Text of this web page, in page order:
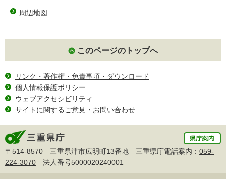
周辺地図
このページのトップへ
リンク・著作権・免責事項・ダウンロード
個人情報保護ポリシー
ウェブアクセシビリティ
サイトに関するご意見・お問い合わせ
〒514-8570 三重県津市広明町13番地 三重県庁電話案内： 059-
224-3070 法人番号5000020240001